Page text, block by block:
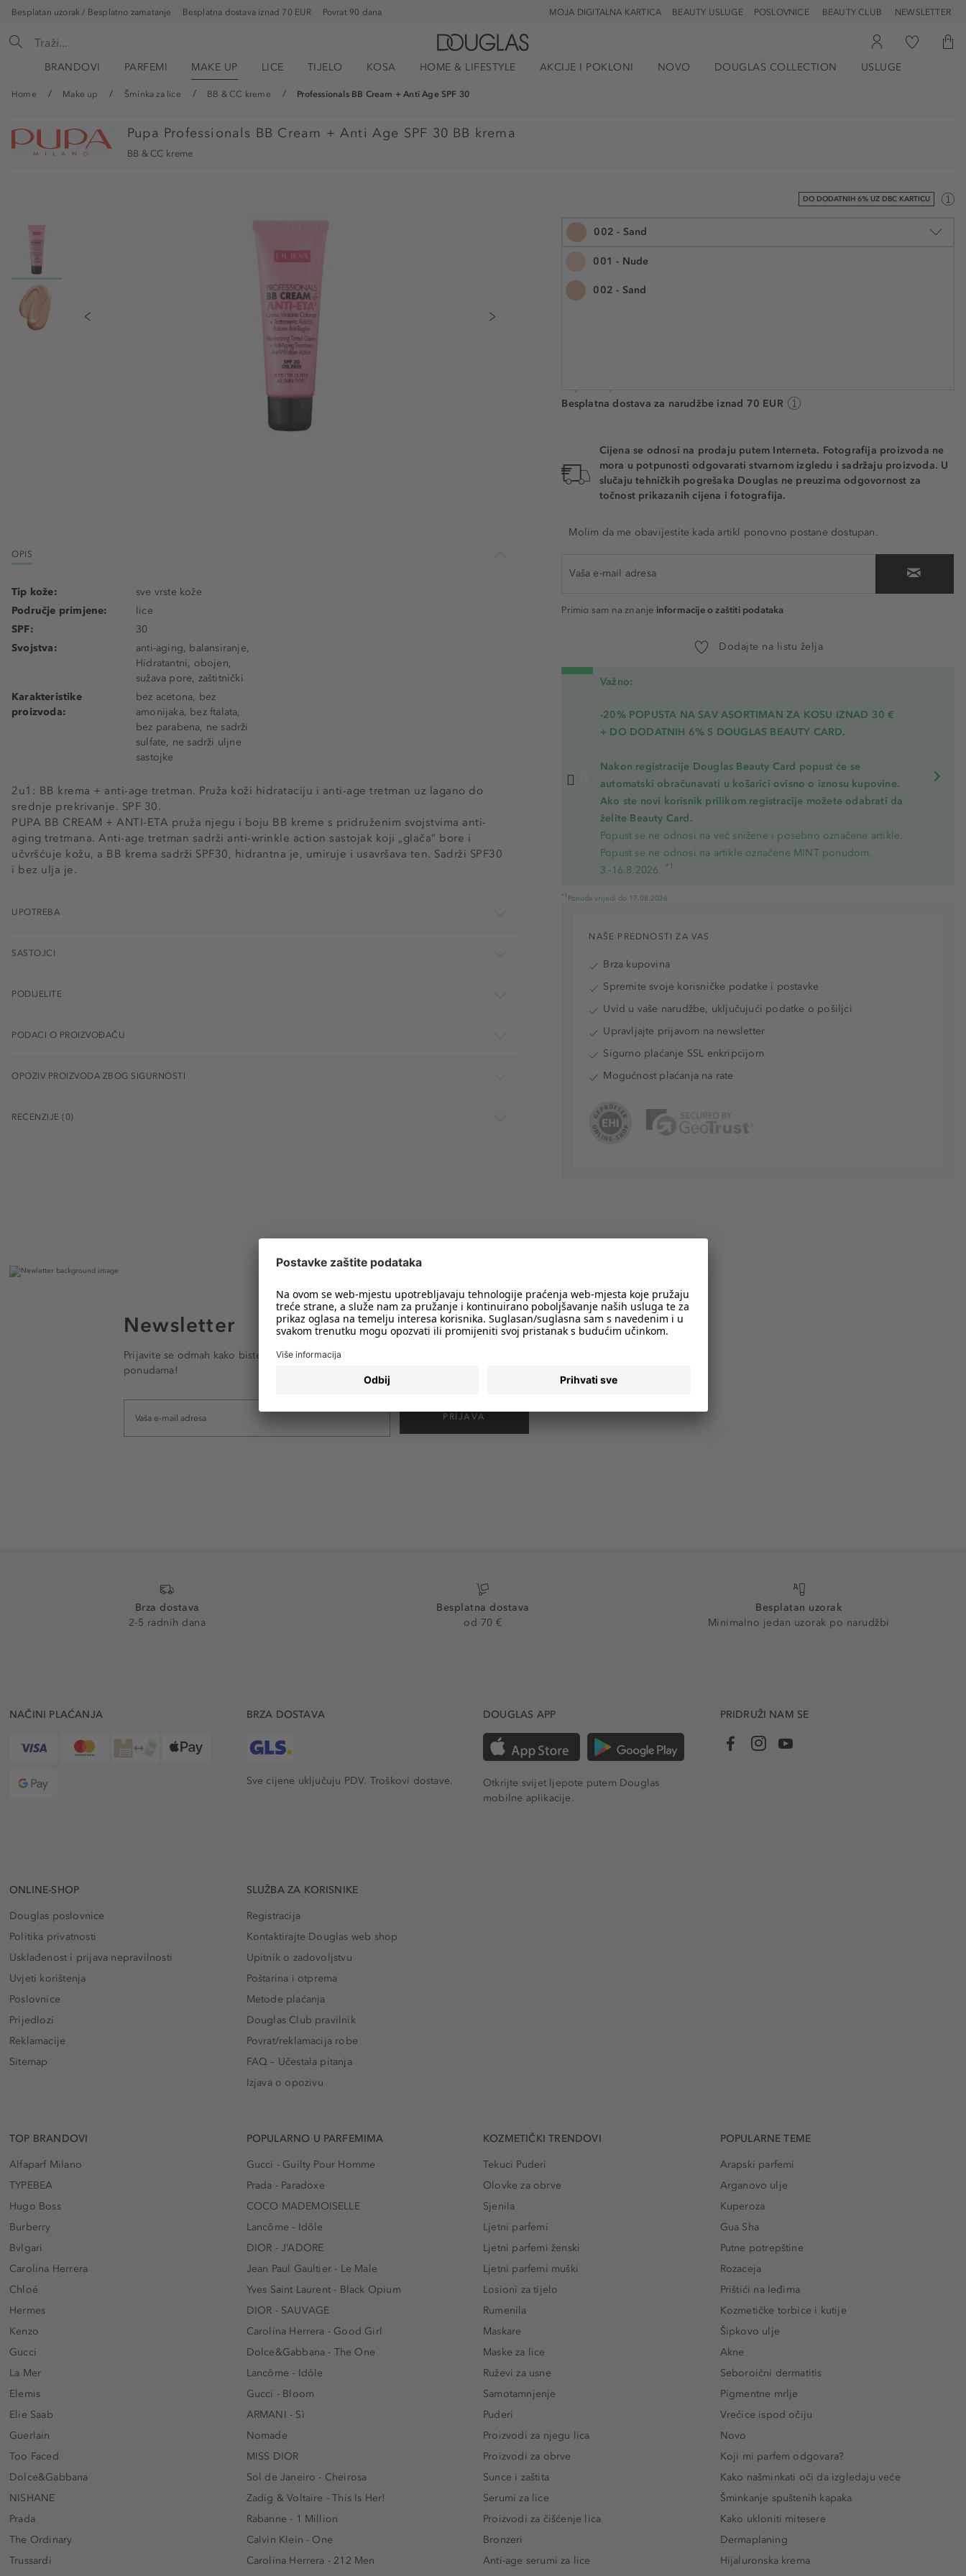
Besplatan uzorak / Besplatno zamatanje Besplatna dostava iznad 70 EUR Povrat 90 dana POSLOVNICE BEAUTY CLUB NEWSLETTER
BEAUTY USLUGE
MOJA DIGITALNA KARTICA
BRANDOVI PARFEMI MAKE UP LICE TIJELO KOSA HOME & LIFESTYLE AKCIJE I POKLONI NOVO DOUGLAS COLLECTION USLUGE
Home Make up Šminka za lice BB & CC kreme Professionals BB Cream + Anti Age SPF 30
Pupa Professionals BB Cream + Anti Age SPF 30 BB krema
BB & CC kreme
DO DODATNIH 6% UZ DBC KARTICU
002 - Sand
001 - Nude
002 - Sand
Besplatna dostava za narudžbe iznad 70 EUR
Cijena se odnosi na prodaju putem Interneta. Fotografija proizvoda ne
mora u potpunosti odgovarati stvarnom izgledu i sadržaju proizvoda. U
slučaju tehničkih pogrešaka Douglas ne preuzima odgovornost za
točnost prikazanih cijena i fotografija.
Molim da me obavijestite kada artikl ponovno postane dostupan.
Primio sam na znanje informacije o zaštiti podataka
Dodajte na listu želja
Važno:
-20% POPUSTA NA SAV ASORTIMAN ZA KOSU IZNAD 30 €
+ DO DODATNIH 6% S DOUGLAS BEAUTY CARD.
Nakon registracije Douglas Beauty Card popust će se
automatski obračunavati u košarici ovisno o iznosu kupovine.
Ako ste novi korisnik prilikom registracije možete odabrati da
želite Beauty Card.
Popust se ne odnosi na već snižene i posebno označene artikle.
Popust se ne odnosi na artikle označene MINT ponudom.
3.-16.8.2026.
*1
*1 Ponuda vrijedi do 17.08.2026
OPIS
2u1: BB krema + anti-age tretman. Pruža koži hidrataciju i anti-age tretman uz lagano do
srednje prekrivanje. SPF 30.
PUPA BB CREAM + ANTI-ETA pruža njegu i boju BB kreme s pridruženim svojstvima anti-
aging tretmana. Anti-age tretman sadrži anti-wrinkle action sastojak koji „glača” bore i
učvršćuje kožu, a BB krema sadrži SPF30, hidrantna je, umiruje i usavršava ten. Sadrži SPF30
i bez ulja je.
Tip kože:
sve vrste kože
Područje primjene:
lice
SPF:
30
Svojstva:
anti-aging, balansiranje,
Hidratantni, obojen,
sužava pore, zaštitnički
Karakteristike
proizvoda:
bez acetona, bez
amonijaka, bez ftalata,
bez parabena, ne sadrži
sulfate, ne sadrži uljne
sastojke
UPOTREBA
SASTOJCI
PODIJELITE
PODACI O PROIZVOĐAČU
OPOZIV PROIZVODA ZBOG SIGURNOSTI
RECENZIJE (0)
NAŠE PREDNOSTI ZA VAS
Brza kupovina
Spremite svoje korisničke podatke i postavke
Uvid u vaše narudžbe, uključujući podatke o pošiljci
Upravljajte prijavom na newsletter
Sigurno plaćanje SSL enkripcijom
Mogućnost plaćanja na rate
Newsletter
Prijavite se odmah kako biste e-mailom primali obavijesti o svim trendovima i
ponudama!
PRIJAVA
Brza dostava
2-5 radnih dana
Besplatna dostava
od 70 €
Besplatan uzorak
Minimalno jedan uzorak po narudžbi
NAČINI PLAĆANJA BRZA DOSTAVA
Sve cijene uključuju PDV. Troškovi dostave.
DOUGLAS APP
Otkrijte svijet ljepote putem Douglas
mobilne aplikacije.
PRIDRUŽI NAM SE
ONLINE-SHOP
Douglas poslovnice
Politika privatnosti
Usklađenost i prijava nepravilnosti
Uvjeti korištenja
Poslovnice
Prijedlozi
Reklamacije
Sitemap
SLUŽBA ZA KORISNIKE
Registracija
Kontaktirajte Douglas web shop
Upitnik o zadovoljstvu
Poštarina i otprema
Metode plaćanja
Douglas Club pravilnik
Povrat/reklamacija robe
FAQ – Učestala pitanja
Izjava o opozivu
TOP BRANDOVI
Alfaparf Milano
TYPEBEA
Hugo Boss
Burberry
Bvlgari
Carolina Herrera
Chloé
Hermes
Kenzo
Gucci
La Mer
Elemis
Elie Saab
Guerlain
Too Faced
Dolce&Gabbana
NISHANE
Prada
The Ordinary
Trussardi
POPULARNO U PARFEMIMA
Gucci - Guilty Pour Homme
Prada - Paradoxe
COCO MADEMOISELLE
Lancôme - Idôle
DIOR - J’ADORE
Jean Paul Gaultier - Le Male
Yves Saint Laurent - Black Opium
DIOR - SAUVAGE
Carolina Herrera - Good Girl
Dolce&Gabbana - The One
Lancôme - Idôle
Gucci - Bloom
ARMANI - Sì
Nomade
MISS DIOR
Sol de Janeiro - Cheirosa
Zadig & Voltaire - This Is Her!
Rabanne - 1 Million
Calvin Klein - One
Carolina Herrera - 212 Men
KOZMETIČKI TRENDOVI
Tekuci Puderi
Olovke za obrve
Sjenila
Ljetni parfemi
Ljetni parfemi ženski
Ljetni parfemi muški
Losioni za tijelo
Rumenila
Maskare
Maske za lice
Ruževi za usne
Samotamnjenje
Puderi
Proizvodi za njegu lica
Proizvodi za obrve
Sunce i zaštita
Serumi za lice
Proizvodi za čišćenje lica
Bronzeri
Anti-age serumi za lice
POPULARNE TEME
Arapski parfemi
Arganovo ulje
Kuperoza
Gua Sha
Putne potrepštine
Rozaceja
Prištići na leđima
Kozmetičke torbice i kutije
Šipkovo ulje
Akne
Seboroični dermatitis
Pigmentne mrlje
Vrećice ispod očiju
Novo
Koji mi parfem odgovara?
Kako našminkati oči da izgledaju veće
Šminkanje spuštenih kapaka
Kako ukloniti mitesere
Dermaplaning
Hijaluronska krema